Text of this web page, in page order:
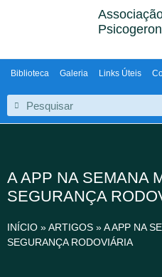
Biblioteca Galeria Links Úteis
A APP NA SEMANA
SEGURANÇA
INÍCIO »ARTIGOS »A APP NA
SEGURANÇA RODOVIÁRIA